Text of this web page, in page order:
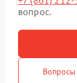
вопрос.